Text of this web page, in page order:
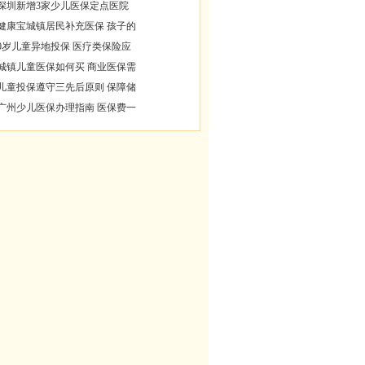
圳新增3家少儿医保定点医院
康宝城镇居民补充医保 孩子的
岁儿童异地投保 医疗类保险应
镇儿童医保如何买 商业医保需
童投保遵守三先后原则 保障储
州少儿医保办理指南 医保费一